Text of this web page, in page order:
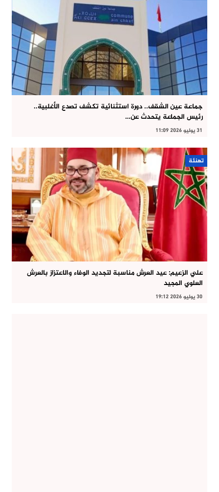
جماعة عين الشقف.. دورة استثنائية تكشف تصدع الأغلبية..
رئيس الجماعة يتحدث عن…
31 يوليو 2026 11:09
تهنئة
علي الزعيم: عيد العرش مناسبة لتجديد الوفاء والاعتزاز بالعرش
العلوي المجيد
30 يوليو 2026 19:12